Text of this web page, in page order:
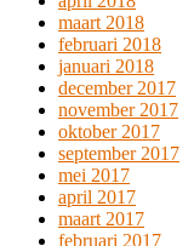
maart 2018
februari 2018
januari 2018
december 2017
november 2017
oktober 2017
september 2017
mei 2017
april 2017
maart 2017
februari 2017